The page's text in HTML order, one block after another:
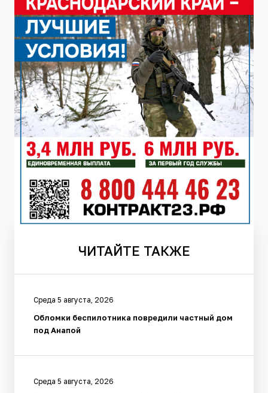
ЧИТАЙТЕ ТАКЖЕ
Среда 5 августа, 2026
Обломки беспилотника повредили частный дом
под Анапой
Среда 5 августа, 2026